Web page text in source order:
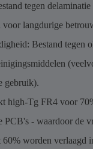
tegen
voor langdurige
Bestand tegen
gebruik).
high-Tg FR4 voor
PCB's - waardoor de
60% worden verlaagd